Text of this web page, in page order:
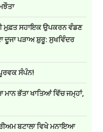
ਮੁਫ਼ਤ ਸਹਾਇਕ ਉਪਕਰਨ ਵੰਡਣ
ਦੂਜਾ ਪੜਾਅ ਸ਼ੁਰੂ: ਸੁਖਵਿੰਦਰ
ਸੰਪੰਨ!
ਭੱਤਾ ਖਾਤਿਆਂ ਵਿੱਚ ਜਮ੍ਹਾਂ,
ਬਟਾਲਾ ਵਿਖੇ ਮਨਾਇਆ